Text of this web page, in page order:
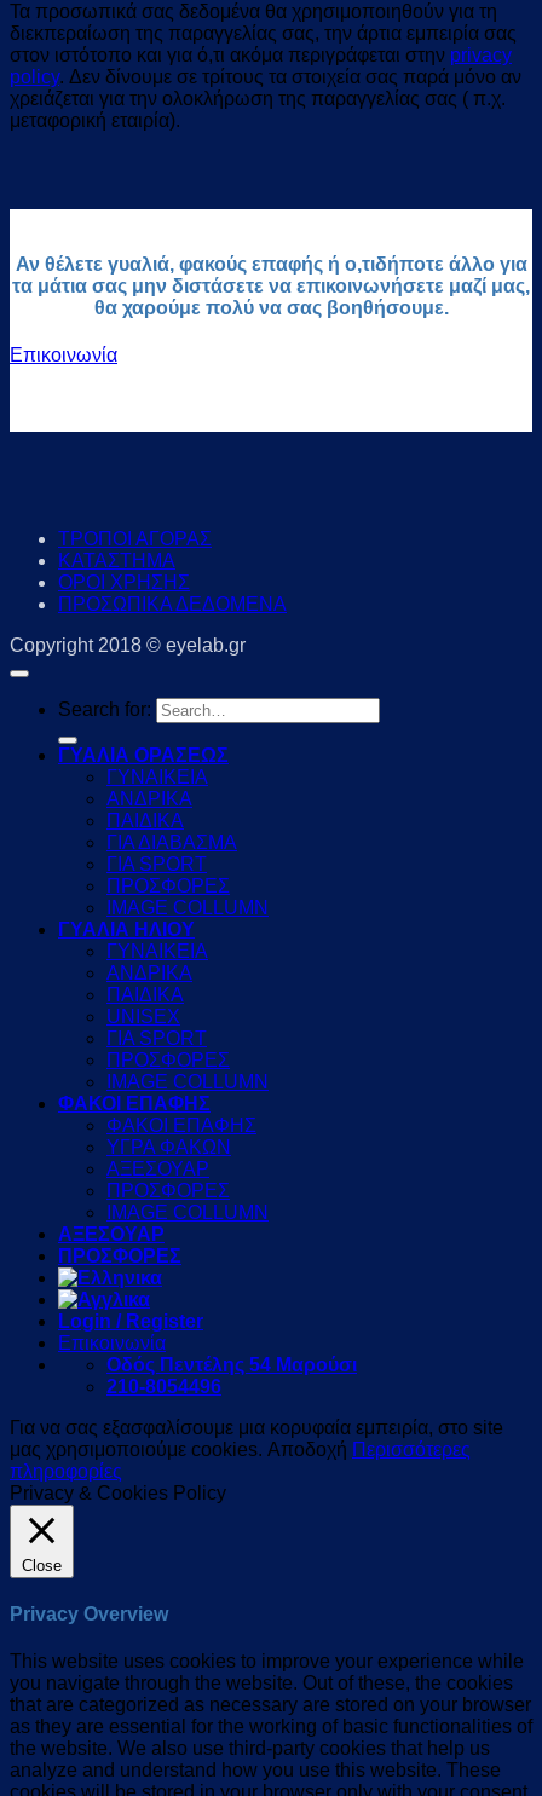
Τα προσωπικά σας δεδομένα θα χρησιμοποιηθούν για τη
διεκπεραίωση της παραγγελίας σας, την άρτια εμπειρία σας
στον ιστότοπο και για ό,τι ακόμα περιγράφεται στην privacy
policy. Δεν δίνουμε σε τρίτους τα στοιχεία σας παρά μόνο αν
χρειάζεται για την ολοκλήρωση της παραγγελίας σας ( π.χ.
μεταφορική εταιρία).
Αν θέλετε γυαλιά, φακούς επαφής ή ο,τιδήποτε άλλο για
τα μάτια σας μην διστάσετε να επικοινωνήσετε μαζί μας,
θα χαρούμε πολύ να σας βοηθήσουμε.
Επικοινωνία
ΤΡΟΠΟΙ ΑΓΟΡΑΣ
ΚΑΤΑΣΤΗΜΑ
ΟΡΟΙ ΧΡΗΣΗΣ
ΠΡΟΣΩΠΙΚΑ ΔΕΔΟΜΕΝΑ
Copyright 2018 © eyelab.gr
Search for:
ΓΥΑΛΙΑ ΟΡΑΣΕΩΣ
ΓΥΝΑΙΚΕΙΑ
ΑΝΔΡΙΚΑ
ΠΑΙΔΙΚΑ
ΓΙΑ ΔΙΑΒΑΣΜΑ
ΓΙΑ SPORT
ΠΡΟΣΦΟΡΕΣ
IMAGE COLLUMN
ΓΥΑΛΙΑ ΗΛΙΟΥ
ΓΥΝΑΙΚΕΙΑ
ΑΝΔΡΙΚΑ
ΠΑΙΔΙΚΑ
UNISEX
ΓΙΑ SPORT
ΠΡΟΣΦΟΡΕΣ
IMAGE COLLUMN
ΦΑΚΟΙ ΕΠΑΦΗΣ
ΦΑΚΟΙ ΕΠΑΦΗΣ
ΥΓΡΑ ΦΑΚΩΝ
ΑΞΕΣΟΥΑΡ
ΠΡΟΣΦΟΡΕΣ
IMAGE COLLUMN
ΑΞΕΣΟΥΑΡ
ΠΡΟΣΦΟΡΕΣ
Login / Register
Επικοινωνία
Οδός Πεντέλης 54 Μαρούσι
210-8054496
Για να σας εξασφαλίσουμε μια κορυφαία εμπειρία, στο site
μας χρησιμοποιούμε cookies. Αποδοχή Περισσότερες
πληροφορίες
Privacy & Cookies Policy
Close
Privacy Overview
This website uses cookies to improve your experience while
you navigate through the website. Out of these, the cookies
that are categorized as necessary are stored on your browser
as they are essential for the working of basic functionalities of
the website. We also use third-party cookies that help us
analyze and understand how you use this website. These